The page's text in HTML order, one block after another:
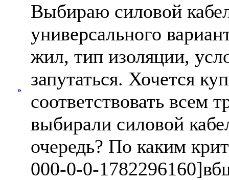
»
Выбираю силовой
универсального
жил, тип изоляции,
запутаться. Хочется
соответствовать всем
выбирали силовой
очередь? По каким
000-0-0-